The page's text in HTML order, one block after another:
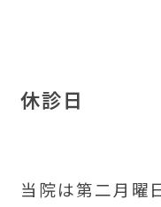
休診日
当院は第二月曜